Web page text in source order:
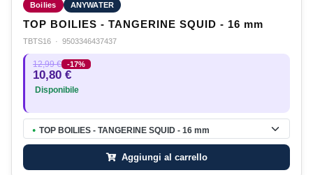
Boilies ANYWATER
TOP BOILIES - TANGERINE SQUID - 16 mm
TBTS16 · 9503346437437
12,99 € -17%
10,80 €
Disponibile
● TOP BOILIES - TANGERINE SQUID - 16 mm
Aggiungi al carrello